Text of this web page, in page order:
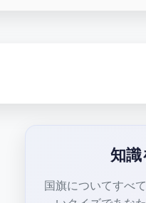
知識
国旗についてすべ